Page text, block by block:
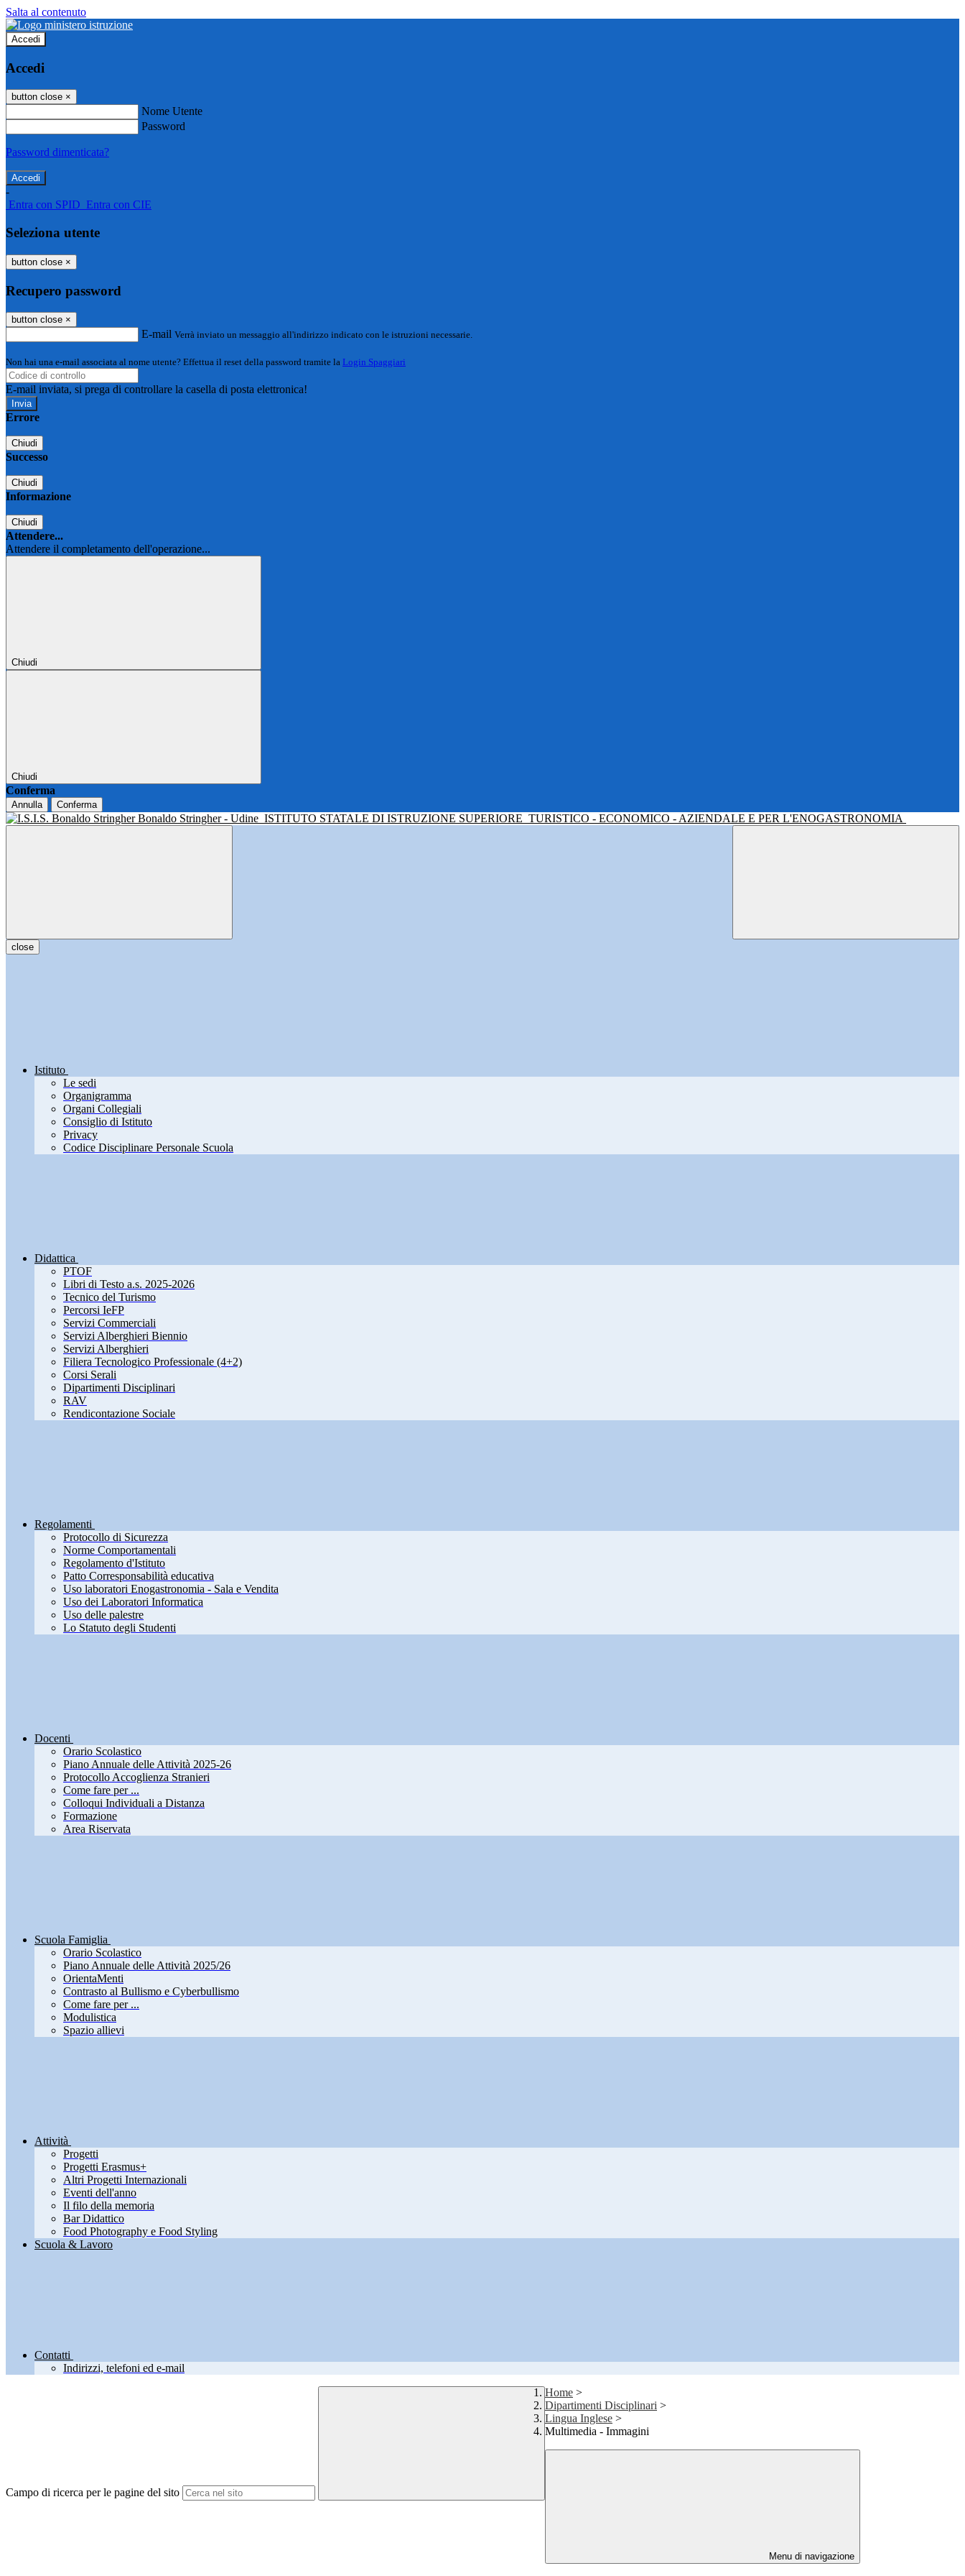
Salta al contenuto
Accedi
Accedi
button close ×
Nome Utente
Password
Password dimenticata?
-
Entra con SPID Entra con CIE
Seleziona utente
button close ×
Recupero password
button close ×
E-mail Verrà inviato un messaggio all'indirizzo indicato con le istruzioni necessarie.
Non hai una e-mail associata al nome utente? Effettua il reset della password tramite la Login Spaggiari
E-mail inviata, si prega di controllare la casella di posta elettronica!
Errore
Chiudi
Successo
Chiudi
Informazione
Chiudi
Attendere...
Attendere il completamento dell'operazione...
Chiudi
Chiudi
Conferma
Annulla Conferma
Bonaldo Stringher - Udine ISTITUTO STATALE DI ISTRUZIONE SUPERIORE TURISTICO - ECONOMICO - AZIENDALE E PER L'ENOGASTRONOMIA
close
Istituto
Le sedi
Organigramma
Organi Collegiali
Consiglio di Istituto
Privacy
Codice Disciplinare Personale Scuola
Didattica
PTOF
Libri di Testo a.s. 2025-2026
Tecnico del Turismo
Percorsi IeFP
Servizi Commerciali
Servizi Alberghieri Biennio
Servizi Alberghieri
Filiera Tecnologico Professionale (4+2)
Corsi Serali
Dipartimenti Disciplinari
RAV
Rendicontazione Sociale
Regolamenti
Protocollo di Sicurezza
Norme Comportamentali
Regolamento d'Istituto
Patto Corresponsabilità educativa
Uso laboratori Enogastronomia - Sala e Vendita
Uso dei Laboratori Informatica
Uso delle palestre
Lo Statuto degli Studenti
Docenti
Orario Scolastico
Piano Annuale delle Attività 2025-26
Protocollo Accoglienza Stranieri
Come fare per ...
Colloqui Individuali a Distanza
Formazione
Area Riservata
Scuola Famiglia
Orario Scolastico
Piano Annuale delle Attività 2025/26
OrientaMenti
Contrasto al Bullismo e Cyberbullismo
Come fare per ...
Modulistica
Spazio allievi
Attività
Progetti
Progetti Erasmus+
Altri Progetti Internazionali
Eventi dell'anno
Il filo della memoria
Bar Didattico
Food Photography e Food Styling
Scuola & Lavoro
Contatti
Indirizzi, telefoni ed e-mail
Campo di ricerca per le pagine del sito
Home >
Dipartimenti Disciplinari >
Lingua Inglese >
Multimedia - Immagini
Menu di navigazione